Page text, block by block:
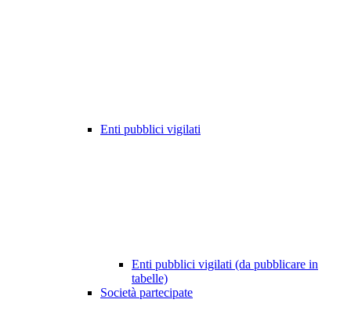
Enti pubblici vigilati
Enti pubblici vigilati (da pubblicare in
tabelle)
Società partecipate